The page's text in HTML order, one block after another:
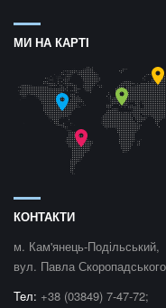
МИ НА КАРТІ
КОНТАКТИ
м. Кам'янець-Подільський,
вул. Павла
Teл: +38 (03849) 7-47-72;